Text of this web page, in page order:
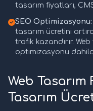
tasarım fiyatları,
SEO Optimizasyonu:
tasarım ücretini
trafik kazandırır.
optimizasyonu
Web
Tasarım